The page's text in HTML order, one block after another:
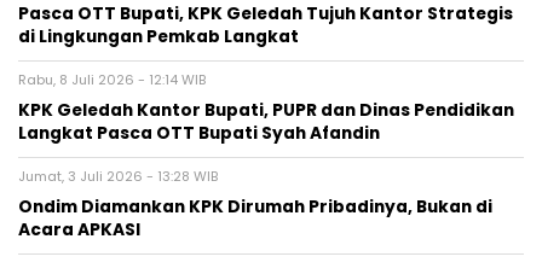
Pasca OTT Bupati, KPK Geledah Tujuh Kantor Strategis
di Lingkungan Pemkab Langkat
Rabu, 8 Juli 2026 - 12:14 WIB
KPK Geledah Kantor Bupati, PUPR dan Dinas Pendidikan
Langkat Pasca OTT Bupati Syah Afandin
Jumat, 3 Juli 2026 - 13:28 WIB
Ondim Diamankan KPK Dirumah Pribadinya, Bukan di
Acara APKASI